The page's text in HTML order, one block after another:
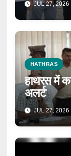
JUL 27, 2026
HATHRAS
हाथरस में
अलर्ट
JUL 27, 2026